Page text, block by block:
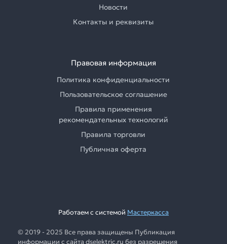
Новости
Контакты и реквизиты
Правовая информация
Политика конфиденциальности
Пользовательское соглашение
Правила применения
рекомендательных технологий
Правила торговли
Публичная оферта
Работаем с системой Мастеркасса
© 2019 - 2025 Все права защищены Публикация
информации с сайта dselektric.ru без разрешения